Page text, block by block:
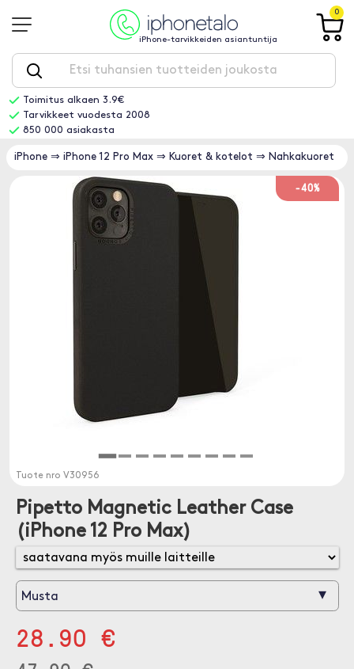
iPhone-tarvikkeiden asiantuntija
0
Toimitus alkaen 3.9€
Tarvikkeet vuodesta 2008
850 000 asiakasta
iPhone ⇒ iPhone 12 Pro Max ⇒ Kuoret & kotelot ⇒ Nahkakuoret
-40%
Tuote nro V30956
Pipetto Magnetic Leather Case
(iPhone 12 Pro Max)
Musta ▾
28.90 €